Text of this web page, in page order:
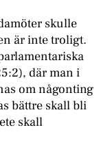
skulle
är inte troligt.
där man i
om någonting
bättre skall bli
skall